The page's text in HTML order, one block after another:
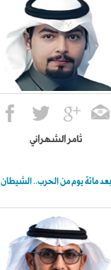
ثامر الشهراني
بعد مائة يوم من الحرب.. الشيطان